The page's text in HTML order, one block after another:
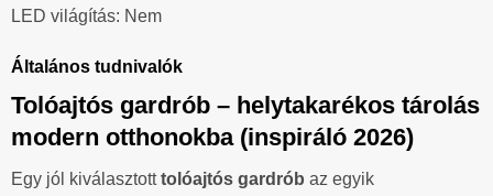
LED világítás: Nem
Általános tudnivalók
Tolóajtós gardrób – helytakarékos tárolás
modern otthonokba (inspiráló 2026)
Egy jól kiválasztotttolóajtós gardrób az egyik